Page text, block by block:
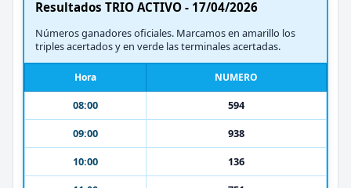
Resultados TRIO ACTIVO - 17/04/2026
Números ganadores oficiales. Marcamos en amarillo los
triples acertados y en verde las terminales acertadas.
Hora NUMERO
08:00
594
09:00
938
10:00
136